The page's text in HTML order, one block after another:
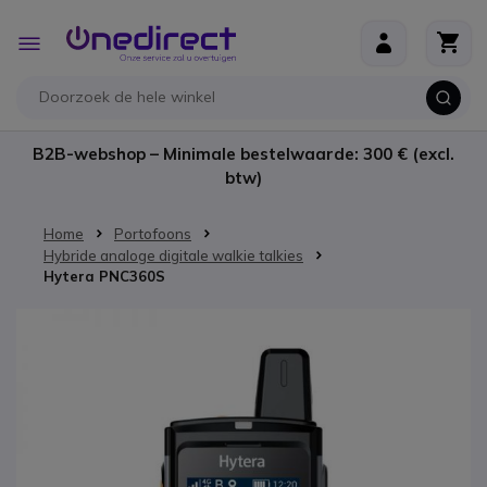
Toggle
Nav
B2B-webshop – Minimale bestelwaarde: 300 € (excl.
btw)
Home
Portofoons
Hybride analoge digitale walkie talkies
Hytera PNC360S